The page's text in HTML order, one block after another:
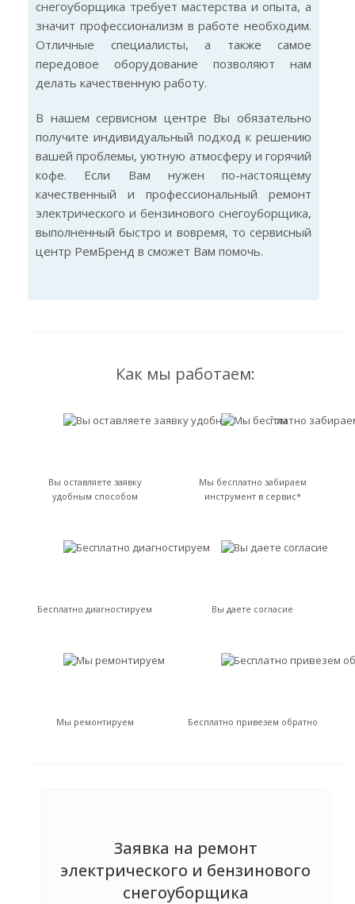
снегоуборщика требует мастерства и опыта, а
значит профессионализм в работе необходим.
Отличные специалисты, а также самое
передовое оборудование позволяют нам
делать качественную работу.
В нашем сервисном центре Вы обязательно
получите индивидуальный подход к решению
вашей проблемы, уютную атмосферу и горячий
кофе. Если Вам нужен по-настоящему
качественный и профессиональный ремонт
электрического и бензинового снегоуборщика,
выполненный быстро и вовремя, то сервисный
центр РемБренд в сможет Вам помочь.
Как мы работаем:
Вы оставляете заявку
удобным способом
Мы бесплатно забираем
инструмент в сервис*
Бесплатно диагностируем Вы даете согласие
Мы ремонтируем Бесплатно привезем обратно
Заявка на ремонт
электрического и бензинового
снегоуборщика